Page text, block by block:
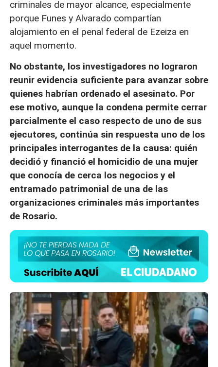
criminales de mayor alcance, especialmente
porque Funes y Alvarado compartían
alojamiento en el penal federal de Ezeiza en
aquel momento.
No obstante, los investigadores no lograron
reunir evidencia suficiente para avanzar sobre
quienes habrían ordenado el asesinato. Por
ese motivo, aunque la condena permite cerrar
parcialmente el caso respecto de uno de sus
ejecutores, continúa sin respuesta uno de los
principales interrogantes de la causa: quién
decidió y financió el homicidio de una mujer
que conocía de cerca los negocios y el
entramado patrimonial de una de las
organizaciones criminales más importantes
de Rosario.